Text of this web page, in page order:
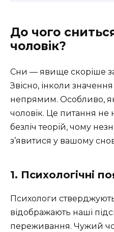
До чого
чоловік?
Сни — явище скоріше
Звісно, інколи
непрямим. Особливо,
чоловік. Це питання не
безліч теорій, чому
з’явитися у вашому
1. Психологічні
Психологи
відображають наші
переживання. Чужий